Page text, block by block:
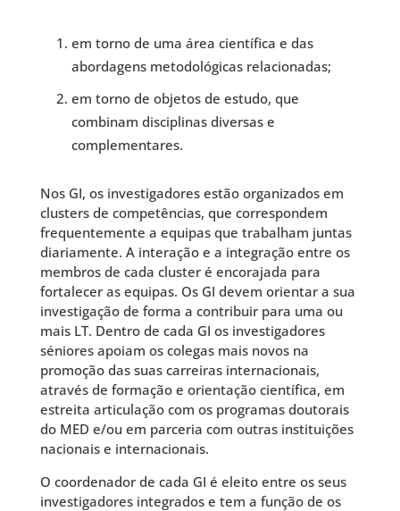
em torno de uma área científica e das
abordagens metodológicas relacionadas;
em torno de objetos de estudo, que
combinam disciplinas diversas e
complementares.
Nos GI, os investigadores estão organizados em
clusters de competências, que correspondem
frequentemente a equipas que trabalham juntas
diariamente. A interação e a integração entre os
membros de cada cluster é encorajada para
fortalecer as equipas. Os GI devem orientar a sua
investigação de forma a contribuir para uma ou
mais LT. Dentro de cada GI os investigadores
séniores apoiam os colegas mais novos na
promoção das suas carreiras internacionais,
através de formação e orientação científica, em
estreita articulação com os programas doutorais
do MED e/ou em parceria com outras instituições
nacionais e internacionais.
O coordenador de cada GI é eleito entre os seus
investigadores integrados e tem a função de os